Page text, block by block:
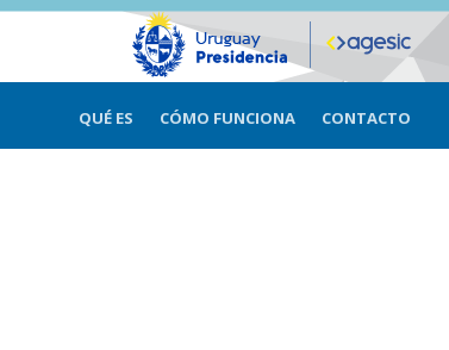
QUÉ ES CÓMO FUNCIONA CONTACTO